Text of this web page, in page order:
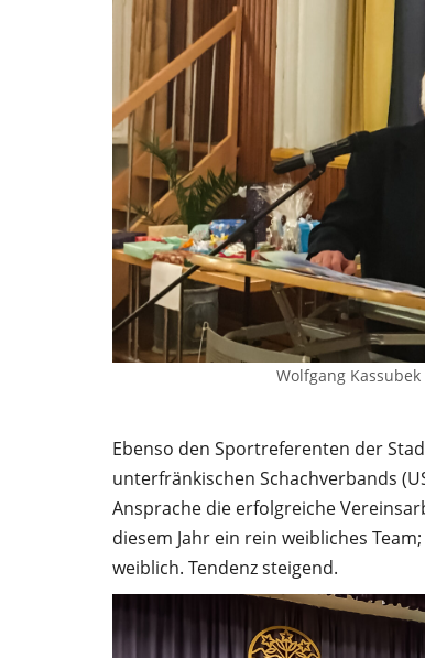
Wolfgang
Ebenso den Sportreferenten der
unterfränkischen Schachverbands
Ansprache die erfolgreiche
diesem Jahr ein rein weibliches
weiblich. Tendenz steigend.